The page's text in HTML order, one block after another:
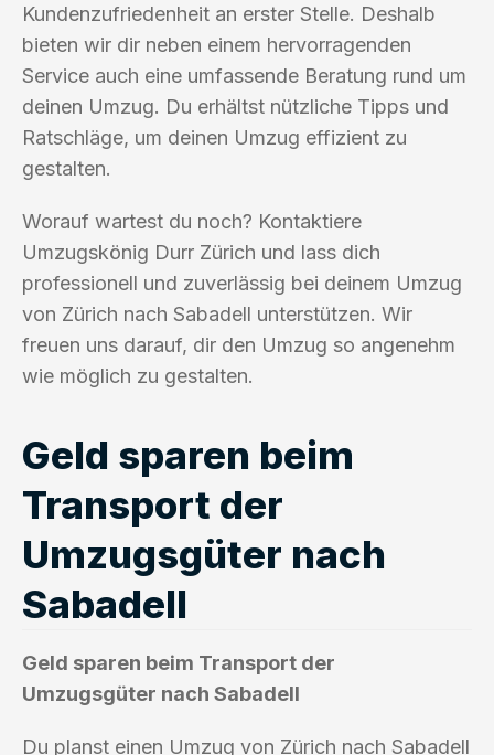
Kundenzufriedenheit an erster Stelle. Deshalb
bieten wir dir neben einem hervorragenden
Service auch eine umfassende Beratung rund um
deinen Umzug. Du erhältst nützliche Tipps und
Ratschläge, um deinen Umzug effizient zu
gestalten.
Worauf wartest du noch? Kontaktiere
Umzugskönig Durr Zürich und lass dich
professionell und zuverlässig bei deinem Umzug
von Zürich nach Sabadell unterstützen. Wir
freuen uns darauf, dir den Umzug so angenehm
wie möglich zu gestalten.
Geld sparen beim
Transport der
Umzugsgüter nach
Sabadell
Geld sparen beim Transport der
Umzugsgüter nach Sabadell
Du planst einen Umzug von Zürich nach Sabadell